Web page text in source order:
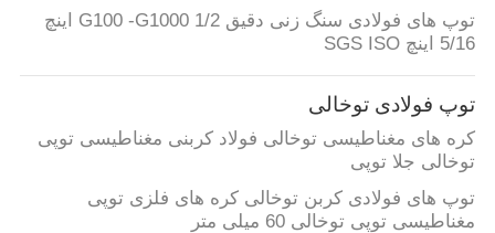
نقشه
سایت
PRIVACY
POLICY
توپ های فولادی سنگ زنی دقیق G100 -G1000 1/2 اینچ
5/16 اینچ SGS ISO
توپ فولادی توخالی
کره های مغناطیسی توخالی فولاد کربنی مغناطیسی توپی
توخالی جلا توپی
توپ های فولادی کربن توخالی کره های فلزی توپی
مغناطیسی توپی توخالی 60 میلی متر